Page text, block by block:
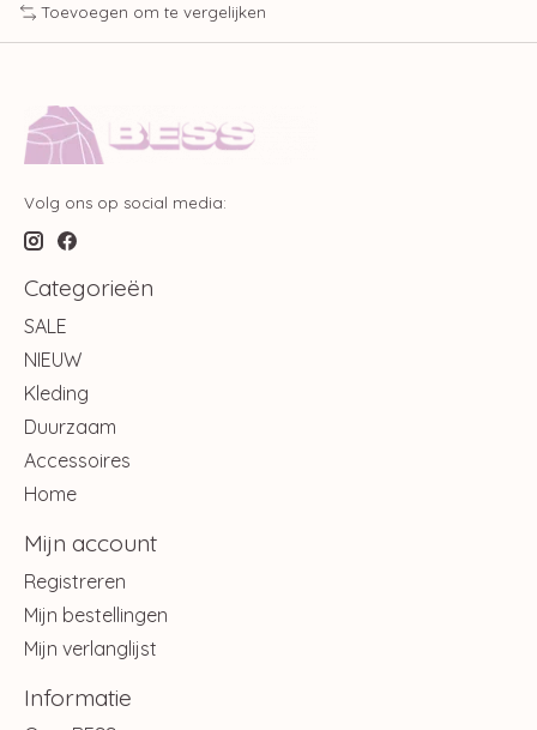
Toevoegen om te vergelijken
Volg ons op social media:
Categorieën
SALE
NIEUW
Kleding
Duurzaam
Accessoires
Home
Mijn account
Registreren
Mijn bestellingen
Mijn verlanglijst
Informatie